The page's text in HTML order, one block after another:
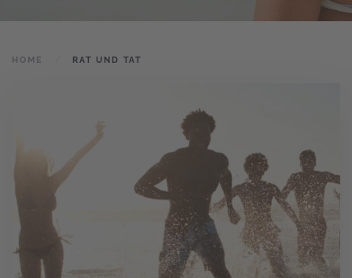
HOME RAT UND TAT